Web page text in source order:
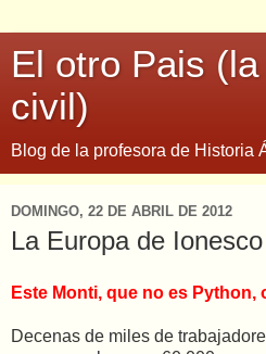
El otro Pais
civil)
Blog de la profesora de Historia
DOMINGO, 22 DE ABRIL DE 2012
La Europa de
Este Monti, que no es Python,
Decenas de miles de